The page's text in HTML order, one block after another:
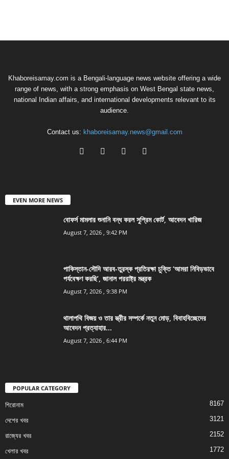
Khaboreisamay.com is a Bengali-language news website offering a wide
range of news, with a strong emphasis on West Bengal state news,
national Indian affairs, and international developments relevant to its
audience.
Contact us: khaboreisamay.news@gmail.com
EVEN MORE NEWS
বোফর্স মামলার শুনানি বন্ধ করল সুপ্রিম কোর্ট, আবেদন খারিজ
August 7, 2026 , 9:42 PM
পাকিস্তান-সৌদি আরব-তুরস্ক প্রতিরক্ষা চুক্তি ‘আমরা নিবিড়ভাবে
পর্যবেক্ষণ করছি’, জানাল পররাষ্ট্র মন্ত্রক
August 7, 2026 , 9:38 PM
থালাপথি বিজয় ও তার স্ত্রীর সম্পর্কে নতুন মোড়, বিবাহবিচ্ছেদের
আবেদন প্রত্যাহার...
August 7, 2026 , 6:44 PM
POPULAR CATEGORY
শিরোনাম 8167
দেশের খবর 3121
রাজ্যের খবর 2152
খেলার খবর 1772